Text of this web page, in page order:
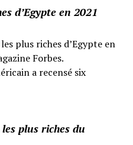
d’Egypte en 2021
plus riches d’Egypte en
Forbes.
a recensé six
plus riches du